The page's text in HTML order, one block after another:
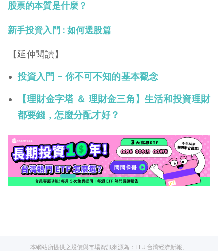
股票的本質是什麼？
新手投資入門 : 如何選股篇
【延伸閱讀】
投資入門 – 你不可不知的基本觀念
【理財金字塔 ＆ 理財金三角】生活和投資理財
都要錢，怎麼分配才好？
本網站所提供之股價與市場資訊來源為： TEJ 台灣經濟新報、